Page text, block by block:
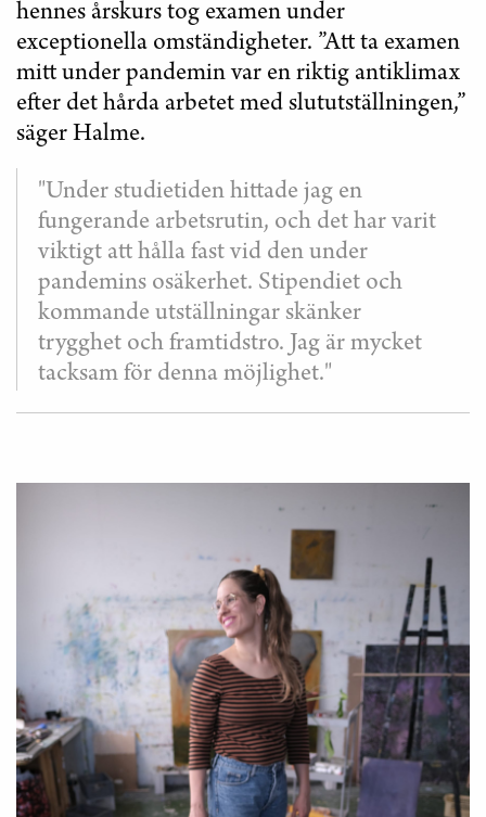
hennes årskurs tog examen under
exceptionella omständigheter. ”Att ta examen
mitt under pandemin var en riktig antiklimax
efter det hårda arbetet med slututställningen,”
säger Halme.
"Under studietiden hittade jag en
fungerande arbetsrutin, och det har varit
viktigt att hålla fast vid den under
pandemins osäkerhet. Stipendiet och
kommande utställningar skänker
trygghet och framtidstro. Jag är mycket
tacksam för denna möjlighet."